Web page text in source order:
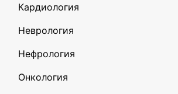
Кардиология
Неврология
Нефрология
Онкология